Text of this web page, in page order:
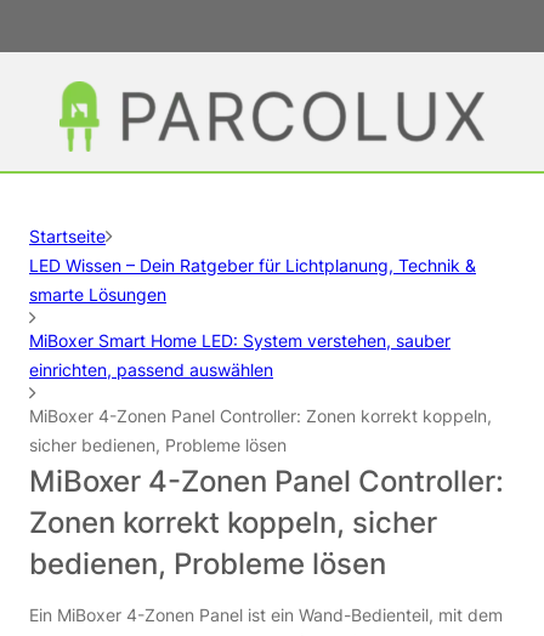
Startseite
LED Wissen – Dein Ratgeber für Lichtplanung, Technik &
smarte Lösungen
MiBoxer Smart Home LED: System verstehen, sauber
einrichten, passend auswählen
MiBoxer 4-Zonen Panel Controller: Zonen korrekt koppeln,
sicher bedienen, Probleme lösen
MiBoxer 4-Zonen Panel Controller:
Zonen korrekt koppeln, sicher
bedienen, Probleme lösen
Ein MiBoxer 4-Zonen Panel ist ein Wand-Bedienteil, mit dem